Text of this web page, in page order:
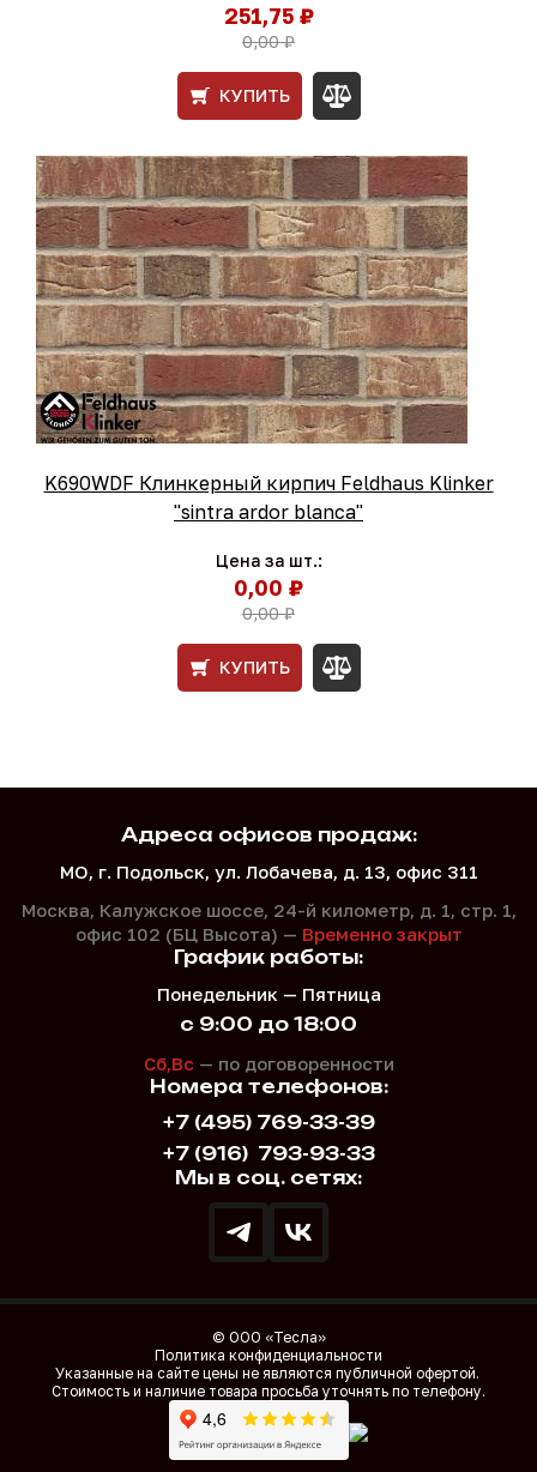
251,75 ₽
0,00 ₽
КУПИТЬ
K690WDF Клинкерный кирпич Feldhaus Klinker
"sintra ardor blanca"
Цена за шт.:
0,00 ₽
0,00 ₽
КУПИТЬ
Адреса офисов продаж:
МО, г. Подольск, ул. Лобачева, д. 13, офис 311
Москва, Калужское шоссе, 24-й километр, д. 1, стр. 1,
офис 102 (БЦ Высота) — Временно закрыт
Номера телефонов:
+7 (495) 769-33-39
+7 (916) 793-93-33
График работы:
Понедельник — Пятница
с 9:00 до 18:00
Сб,Вс — по договоренности
Мы в соц. сетях:
© ООО «Тесла»
Политика конфиденциальности
Указанные на сайте цены не являются публичной офертой.
Стоимость и наличие товара просьба уточнять по телефону.